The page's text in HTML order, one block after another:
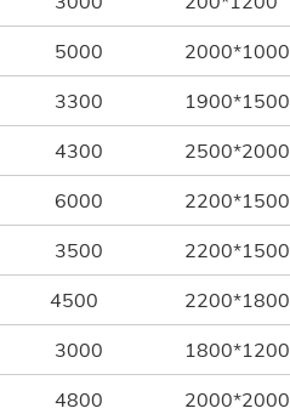
5000 2000*1000
3300 1900*1500
4300 2500*2000
6000 2200*1500
3500 2200*1500
4500 2200*1800
3000 1800*1200
4800 2000*2000